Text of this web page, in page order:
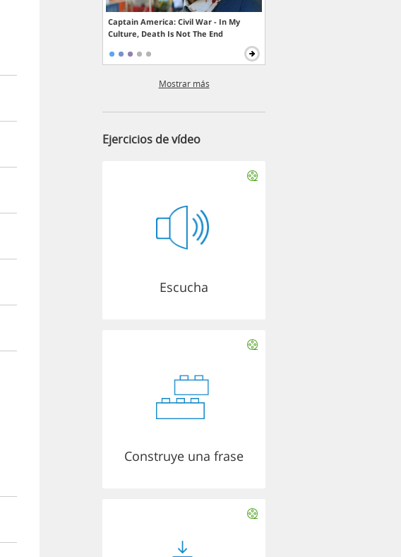
Captain America: Civil War - In My
Culture, Death Is Not The End
Mostrar más
Ejercicios de vídeo
Escucha
Construye una frase